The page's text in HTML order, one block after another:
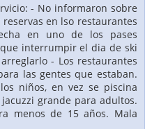
- No informaron sobre
en lso restaurantes
en uno de los pases
interrumpir el dia de ski
- Los restaurantes
las gentes que estaban.
niños, en vez se piscina
grande para adultos.
menos de 15 años. Mala